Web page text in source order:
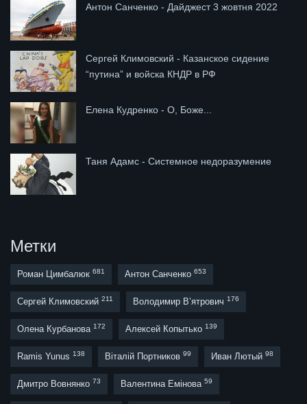
Антон Санченко - Дайджест 3 жовтня 2022
Сергей Климовский - Казанское сидение
“путина” и войска КНДР в РФ
Елена Кудренко - О, Боже...
Таня Адамс - Системное недоразумение
Метки
Роман Цимбалюк 681 Антон Санченко 653
Сергей Климовский 211 Володимир В’ятрович 176
Олена Курбанова 172 Алексей Копытько 139
Ramis Yunus 138 Віталій Портников 99 Иван Лютый 98
Дмитро Вовнянко 73 Валентина Емінова 59